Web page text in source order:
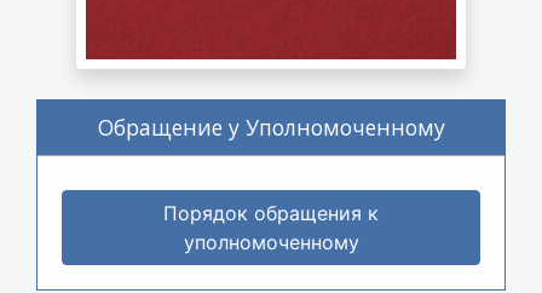
Обращение у Уполномоченному
Порядок обращения к
уполномоченному